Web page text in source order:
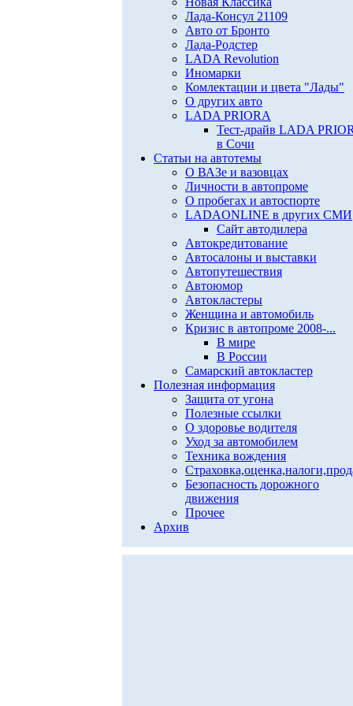
Лада-Консул 21109
Авто от Бронто
Лада-Родстер
LADA Revolution
Иномарки
Комлектации и цвета "Лады"
О других авто
LADA PRIORA
Тест-драйв LADA
в Сочи
Статьи на автотемы
О ВАЗе и вазовцах
Личности в автопроме
О пробегах и автоспорте
LADAONLINE в других СМИ
Сайт автодилера
Автокредитование
Автосалоны и выставки
Автопутешествия
Автоюмор
Автокластеры
Женщина и автомобиль
Кризис в автопроме 2008-...
В мире
В России
Самарский автокластер
Полезная информация
Защита от угона
Полезные ссылки
О здоровье водителя
Уход за автомобилем
Техника вождения
Безопасность дорожного
движения
Прочее
Архив